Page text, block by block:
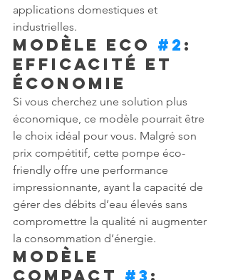
applications domestiques et
industrielles.
Modèle Eco #2 :
Efficacité et
Économie
Si vous cherchez une solution plus
économique, ce modèle pourrait être
le choix idéal pour vous. Malgré son
prix compétitif, cette pompe éco-
friendly offre une performance
impressionnante, ayant la capacité de
gérer des débits d’eau élevés sans
compromettre la qualité ni augmenter
la consommation d’énergie.
Modèle
Compact #3 :